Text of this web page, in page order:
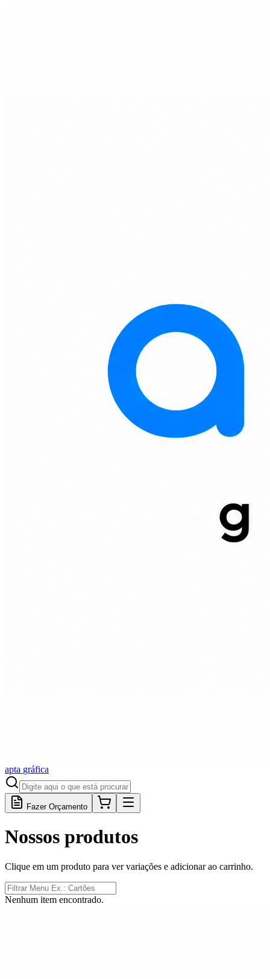
apta gráfica
Fazer Orçamento
Nossos produtos
Clique em um produto para ver variações e adicionar ao carrinho.
Nenhum item encontrado.